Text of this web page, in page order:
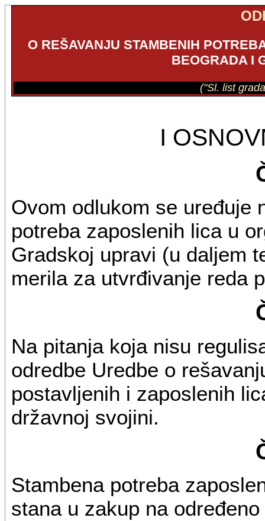
O REŠAVANJU STAMBENIH
BEOGRADA I
("Sl. list
I
Ovom odlukom se uređuje
potreba zaposlenih lica u
Gradskoj upravi (u daljem
merila za utvrđivanje reda
Na pitanja koja nisu
odredbe Uredbe o
postavljenih i zaposlenih
državnoj svojini.
Stambena potreba
stana u zakup na